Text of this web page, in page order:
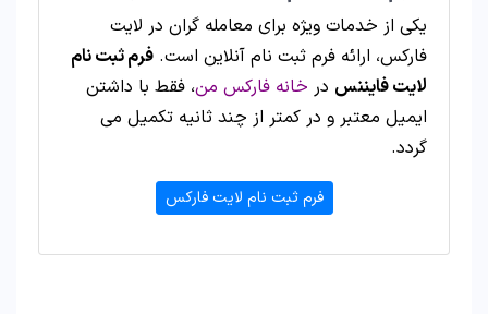
یکی از خدمات ویژه برای معامله گران در لایت
فارکس، ارائه فرم ثبت نام آنلاین است. فرم ثبت نام
لایت فایننس در خانه فارکس من، فقط با داشتن
ایمیل معتبر و در کمتر از چند ثانیه تکمیل می
گردد.
فرم ثبت نام لایت فارکس